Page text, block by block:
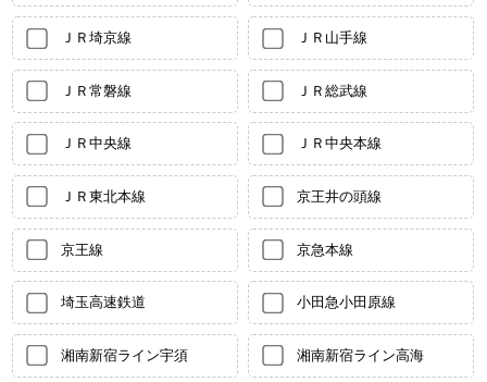
ＪＲ埼京線 ＪＲ山手線
ＪＲ常磐線 ＪＲ総武線
ＪＲ中央線 ＪＲ中央本線
ＪＲ東北本線 京王井の頭線
京王線 京急本線
埼玉高速鉄道 小田急小田原線
湘南新宿ライン宇須 湘南新宿ライン高海